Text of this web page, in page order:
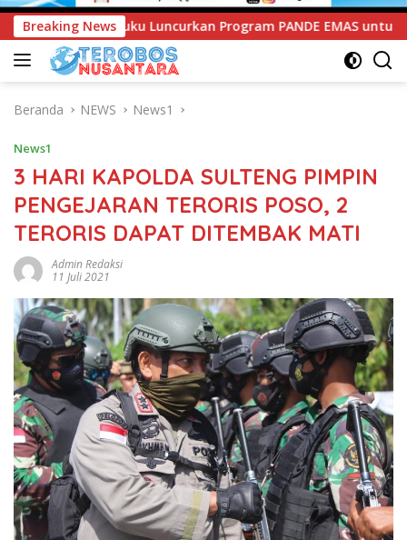
Breaking News
Program PANDE EMAS untuk Perkuat Pemberdayaan
Beranda NEWS News1
News1
3 HARI KAPOLDA SULTENG PIMPIN
PENGEJARAN TERORIS POSO, 2
TERORIS DAPAT DITEMBAK MATI
Admin Redaksi
11 Juli 2021